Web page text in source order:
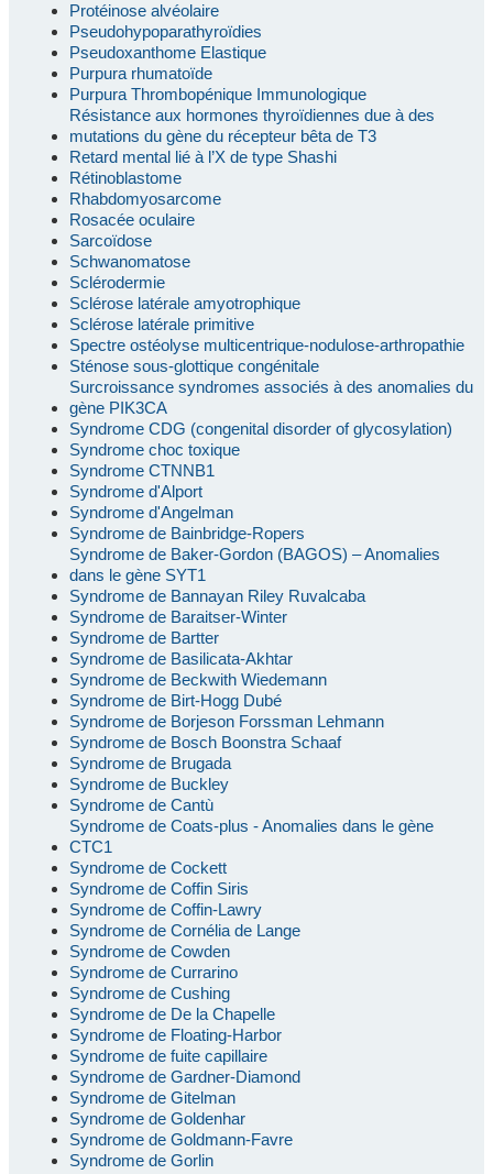
Protéinose alvéolaire
Pseudohypoparathyroïdies
Pseudoxanthome Elastique
Purpura rhumatoïde
Purpura Thrombopénique Immunologique
Résistance aux hormones thyroïdiennes due à des
mutations du gène du récepteur bêta de T3
Retard mental lié à l’X de type Shashi
Rétinoblastome
Rhabdomyosarcome
Rosacée oculaire
Sarcoïdose
Schwanomatose
Sclérodermie
Sclérose latérale amyotrophique
Sclérose latérale primitive
Spectre ostéolyse multicentrique-nodulose-arthropathie
Sténose sous-glottique congénitale
Surcroissance syndromes associés à des anomalies du
gène PIK3CA
Syndrome CDG (congenital disorder of glycosylation)
Syndrome choc toxique
Syndrome CTNNB1
Syndrome d'Alport
Syndrome d'Angelman
Syndrome de Bainbridge-Ropers
Syndrome de Baker-Gordon (BAGOS) – Anomalies
dans le gène SYT1
Syndrome de Bannayan Riley Ruvalcaba
Syndrome de Baraitser-Winter
Syndrome de Bartter
Syndrome de Basilicata-Akhtar
Syndrome de Beckwith Wiedemann
Syndrome de Birt-Hogg Dubé
Syndrome de Borjeson Forssman Lehmann
Syndrome de Bosch Boonstra Schaaf
Syndrome de Brugada
Syndrome de Buckley
Syndrome de Cantù
Syndrome de Coats-plus - Anomalies dans le gène
CTC1
Syndrome de Cockett
Syndrome de Coffin Siris
Syndrome de Coffin-Lawry
Syndrome de Cornélia de Lange
Syndrome de Cowden
Syndrome de Currarino
Syndrome de Cushing
Syndrome de De la Chapelle
Syndrome de Floating-Harbor
Syndrome de fuite capillaire
Syndrome de Gardner-Diamond
Syndrome de Gitelman
Syndrome de Goldenhar
Syndrome de Goldmann-Favre
Syndrome de Gorlin